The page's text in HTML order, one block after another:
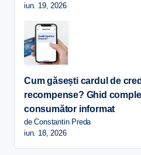
iun. 19, 2026
Cum găsești cardul de
recompense? Ghid
consumător informat
de Constantin Preda
iun. 18, 2026